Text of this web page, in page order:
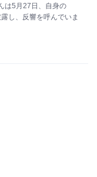
は5月27日、自身の
し、反響を呼んでいま